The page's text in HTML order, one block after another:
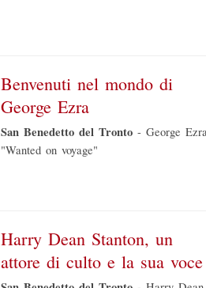
Benvenuti nel mondo di
George Ezra
San Benedetto del Tronto - George
"Wanted on voyage"
Harry Dean Stanton, un
attore di culto e la sua voce